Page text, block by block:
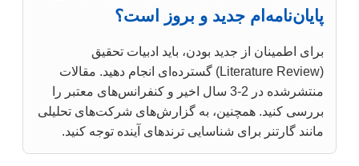
پایان‌نامه‌ام جدید و بروز است؟
برای اطمینان از جدید بودن، باید ادبیات تحقیق
(Literature Review) گسترده‌ای انجام دهید. مقالات
منتشرشده در 2-3 سال اخیر و کنفرانس‌های معتبر را
بررسی کنید. همچنین، به گزارش‌های شرکت‌های تحلیلی
مانند گارتنر برای شناسایی ترندهای آینده توجه کنید.